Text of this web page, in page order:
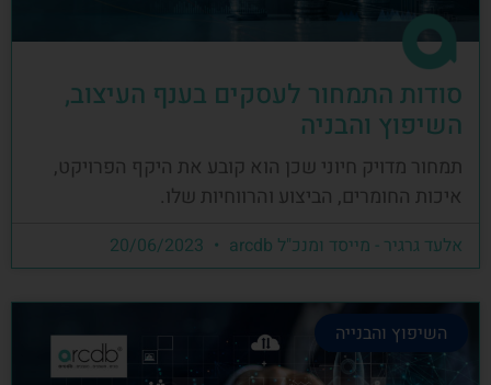
סודות התמחור לעסקים בענף העיצוב,
השיפוץ והבניה
תמחור מדויק חיוני שכן הוא קובע את היקף הפרויקט,
איכות החומרים, הביצוע והרווחיות שלו.
אלעד גרגיר - מייסד ומנכ"ל arcdb
השיפוץ והבנייה